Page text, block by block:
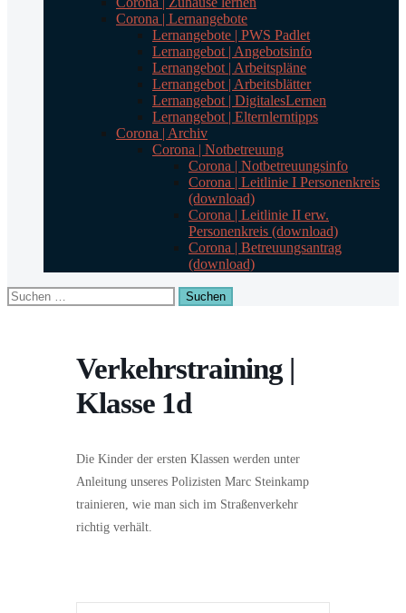
Corona | Lernangebote
Lernangebote | PWS Padlet
Lernangebot | Angebotsinfo
Lernangebot | Arbeitspläne
Lernangebot | Arbeitsblätter
Lernangebot | DigitalesLernen
Lernangebot | Elternlerntipps
Corona | Archiv
Corona | Notbetreuung
Corona | Notbetreuungsinfo
Corona | Leitlinie I Personenkreis
(download)
Corona | Leitlinie II erw.
Personenkreis (download)
Corona | Betreuungsantrag
(download)
Suchen
nach:
Verkehrstraining |
Klasse 1d
Die Kinder der ersten Klassen werden unter
Anleitung unseres Polizisten Marc Steinkamp
trainieren, wie man sich im Straßenverkehr
richtig verhält.